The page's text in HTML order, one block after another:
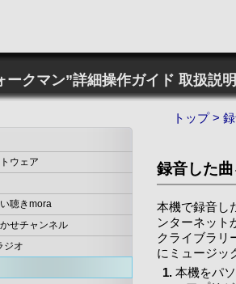
ークマン”詳細操作ガイド 取扱説
ウェア
聴きmora
せチャンネル
ジオ
トップ>
録音した
本機で録音し
ンターネット
クライブラリ
にミュージッ
本機をパ